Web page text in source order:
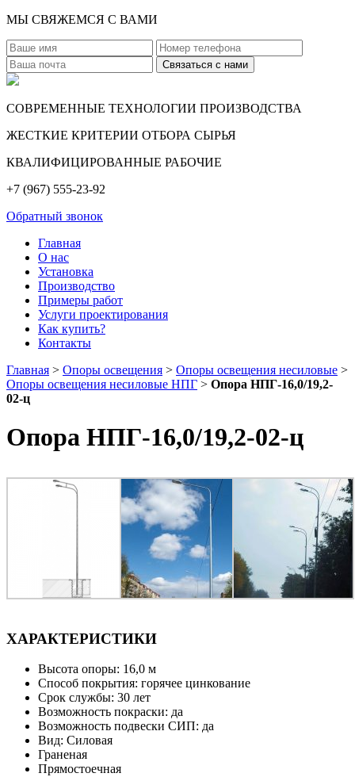
МЫ СВЯЖЕМСЯ С ВАМИ
СОВРЕМЕННЫЕ ТЕХНОЛОГИИ ПРОИЗВОДСТВА
ЖЕСТКИЕ КРИТЕРИИ ОТБОРА СЫРЬЯ
КВАЛИФИЦИРОВАННЫЕ РАБОЧИЕ
+7 (967) 555-23-92
Обратный звонок
Главная
О нас
Установка
Производство
Примеры работ
Услуги проектирования
Как купить?
Контакты
Главная > Опоры освещения > Опоры освещения несиловые >
Опоры освещения несиловые НПГ > Опора НПГ-16,0/19,2-
02-ц
Опора НПГ-16,0/19,2-02-ц
ХАРАКТЕРИСТИКИ
Высота опоры: 16,0 м
Способ покрытия: горячее цинкование
Срок службы: 30 лет
Возможность покраски: да
Возможность подвески СИП: да
Вид: Силовая
Граненая
Прямостоечная